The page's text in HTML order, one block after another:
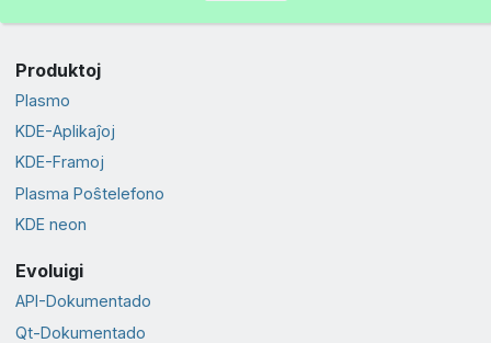
Produktoj
Plasmo
KDE-Aplikaĵoj
KDE-Framoj
Plasma Poŝtelefono
KDE neon
Evoluigi
API-Dokumentado
Qt-Dokumentado